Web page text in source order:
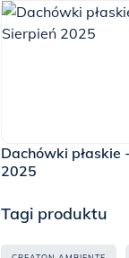
Dachówki płaskie
2025
Tagi produktu